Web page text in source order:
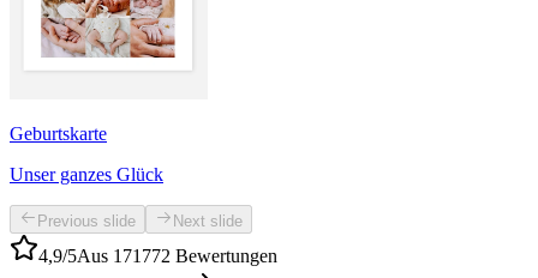
Geburtskarte
Unser ganzes Glück
Previous slide Next slide
4,9/5Aus 171772 Bewertungen